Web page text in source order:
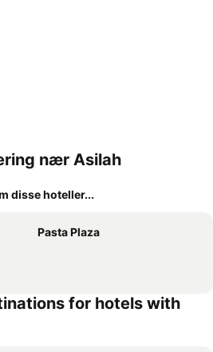
nær Asilah
disse hoteller...
Pasta Plaza
for hotels with